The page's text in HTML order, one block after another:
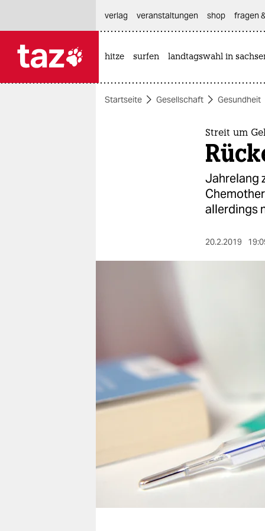
themen
verlag
veranstaltungen
unterstützen
genossenschaft
verlag
veranstaltungen shop fragen
hitze surfen landtagswahl in
Startseite Gesellschaft Gesundheit
Streit um
Jahrelang
allerdings
20.2.2019